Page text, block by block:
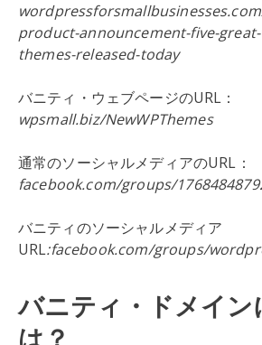
product-announcement-five-
themes-released-today
バニティ・ウェブページのURL：
wpsmall.biz/NewWPThemes
通常のソーシャルメディアのURL：
facebook.com/groups/
バニティのソーシャルメディア
URL:facebook.com/groups/
バニティ・ドメイン
は？